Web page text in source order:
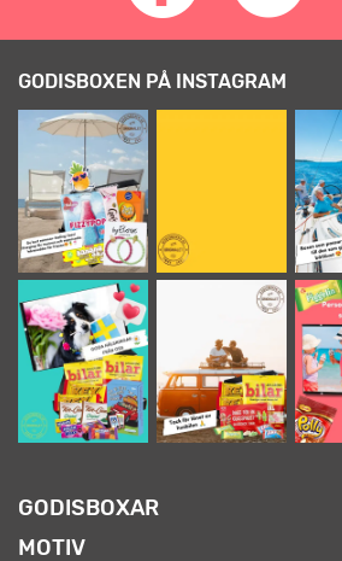
GODISBOXEN PÅ INSTAGRAM
GODISBOXAR
MOTIV